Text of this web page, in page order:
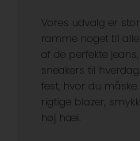
Vores udvalg er
ramme noget til
af de perfekte
sneakers til
fest, hvor du
rigtige blazer,
høj hæl.